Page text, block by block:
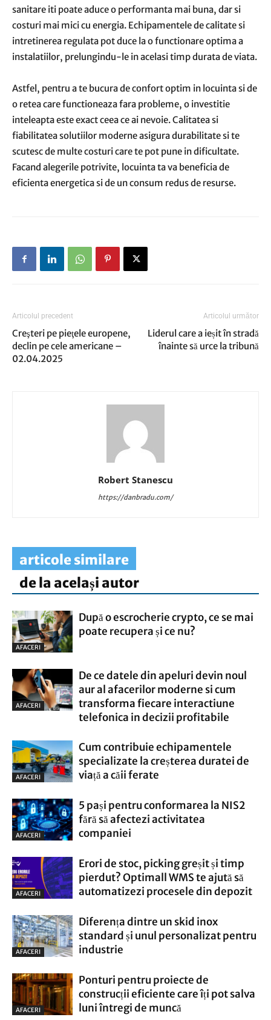
sanitare iti poate aduce o performanta mai buna, dar si
costuri mai mici cu energia. Echipamentele de calitate si
intretinerea regulata pot duce la o functionare optima a
instalatiilor, prelungindu-le in acelasi timp durata de viata.
Astfel, pentru a te bucura de confort optim in locuinta si de
o retea care functioneaza fara probleme, o investitie
inteleapta este exact ceea ce ai nevoie. Calitatea si
fiabilitatea solutiilor moderne asigura durabilitate si te
scutesc de multe costuri care te pot pune in dificultate.
Facand alegerile potrivite, locuinta ta va beneficia de
eficienta energetica si de un consum redus de resurse.
Articolul precedent
Creşteri pe pieţele europene,
declin pe cele americane –
02.04.2025
Articolul următor
Liderul care a ieșit în stradă
înainte să urce la tribună
Robert Stanescu
https://danbradu.com/
articole similare
de la același autor
AFACERI
După o escrocherie crypto, ce se mai
poate recupera și ce nu?
AFACERI
De ce datele din apeluri devin noul
aur al afacerilor moderne si cum
transforma fiecare interactiune
telefonica in decizii profitabile
AFACERI
Cum contribuie echipamentele
specializate la creșterea duratei de
viață a căii ferate
AFACERI
5 pași pentru conformarea la NIS2
fără să afectezi activitatea
companiei
AFACERI
Erori de stoc, picking greșit și timp
pierdut? Optimall WMS te ajută să
automatizezi procesele din depozit
AFACERI
Diferența dintre un skid inox
standard și unul personalizat pentru
industrie
AFACERI
Ponturi pentru proiecte de
construcții eficiente care îți pot salva
luni întregi de muncă